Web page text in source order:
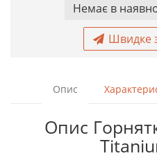
Немає в
Швидке
Опис
Опис